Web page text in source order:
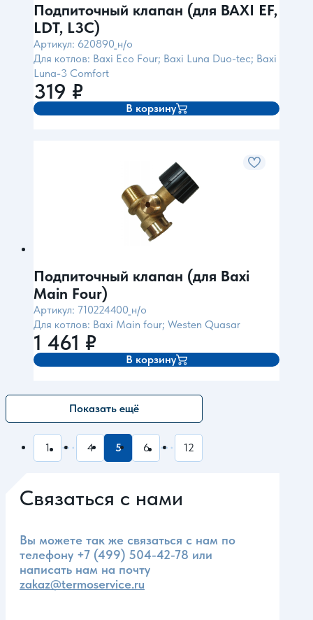
Подпиточный клапан (для BAXI EF,
LDT, L3C)
Артикул: 620890_н/о
Для котлов: Baxi Eco Four; Baxi Luna Duo-tec; Baxi
Luna-3 Comfort
319 ₽
В корзину
Подпиточный клапан (для Baxi
Main Four)
Артикул: 710224400_н/о
Для котлов: Baxi Main four; Westen Quasar
1 461 ₽
В корзину
Показать ещё
1 4 5 6 12
Связаться с нами
Вы можете так же связаться с нам по
телефону +7 (499) 504-42-78 или
написать нам на почту
zakaz@termoservice.ru